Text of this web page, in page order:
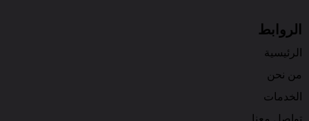
الروابط
الرئيسية
من نحن
الخدمات
تواصل معنا